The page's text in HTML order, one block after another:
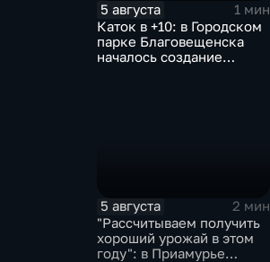
5 августа
1 мин
Каток в +10: в Городском
парке Благовещенска
началось создание
5 августа
2 мин
"Рассчитываем получить
хороший урожай в этом
году": в Приамурье